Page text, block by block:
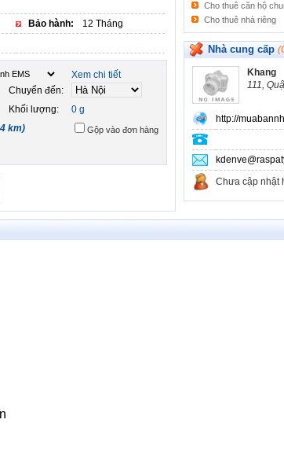
Bảo hành:
12 Tháng
Xem chi tiết
Chuyển đến:
Khối lượng:
0 g
km) Gộp vào đơn hàng
Cho thuê căn hộ
Cho thuê nhà riêng
Cho thuê nhà mặt
Cho thuê nhà,
Cho thuê cửa hàng/Ki
Cho thuê kho/nhà
Cho thuê đất
Cho thuê loại BĐS
Cho thuê Nhà Biệt
Khác
Nhà cung cấp
Khang
111,
http://
Chưa cập nhật